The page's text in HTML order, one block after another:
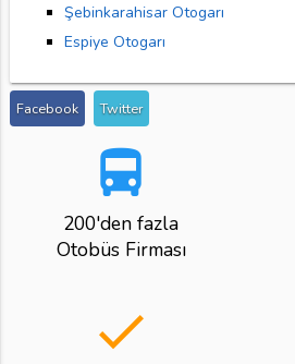
Şebinkarahisar Otogarı
Espiye Otogarı
Facebook Twitter
directions_bus
200'den fazla
Otobüs Firması
done